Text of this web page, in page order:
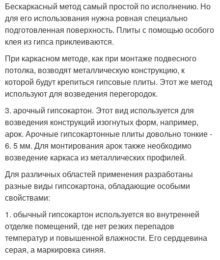
Бескаркасный метод самый простой по исполнению. Но
для его использования нужна ровная специально
подготовленная поверхность. Плиты с помощью особого
клея из гипса приклеиваются.
При каркасном методе, как при монтаже подвесного
потолка, возводят металлическую конструкцию, к
которой будут крепиться гипсовые плиты. Этот же метод
используют для возведения перегородок.
3. арочный гипсокартон. Этот вид используется для
возведения конструкций изогнутых форм, например,
арок. Арочные гипсокартонные плиты довольно тонкие -
6. 5 мм. Для монтирования арок также необходимо
возведение каркаса из металлических профилей.
Для различных областей применения разработаны
разные виды гипсокартона, обладающие особыми
свойствами:
1. обычный гипсокартон используется во внутренней
отделке помещений, где нет резких перепадов
температур и повышенной влажности. Его сердцевина
серая, а маркировка синяя.